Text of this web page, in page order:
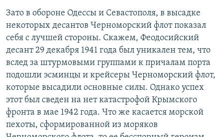
Зато в обороне Одессы и Севастополя, в высадке
некоторых десантов Черноморский флот показал
себя с лучшей стороны. Скажем, Феодосийский
десант 29 декабря 1941 года был уникален тем, что
вслед за штурмовыми группами к причалам порта
подошли эсминцы и крейсеры Черноморский флот,
которые высадили основные силы. Однако успех
этот был сведен на нет катастрофой Крымского
фронта в мае 1942 года. Что же касается морской
пехоты, сформированной из моряков